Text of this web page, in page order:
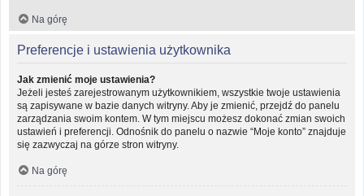
Na górę
Preferencje i ustawienia użytkownika
Jak zmienić moje ustawienia?
Jeżeli jesteś zarejestrowanym użytkownikiem, wszystkie twoje ustawienia
są zapisywane w bazie danych witryny. Aby je zmienić, przejdź do panelu
zarządzania swoim kontem. W tym miejscu możesz dokonać zmian swoich
ustawień i preferencji. Odnośnik do panelu o nazwie “Moje konto” znajduje
się zazwyczaj na górze stron witryny.
Na górę